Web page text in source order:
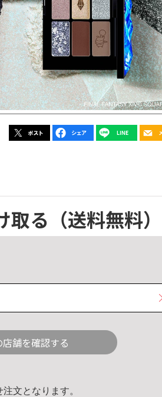
取る （送料無料）
舗を確認する
文となります。